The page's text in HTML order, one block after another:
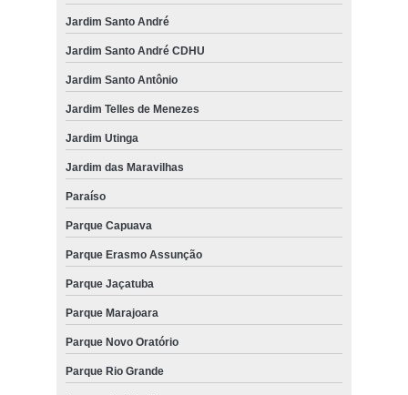
Jardim Santo André
Jardim Santo André CDHU
Jardim Santo Antônio
Jardim Telles de Menezes
Jardim Utinga
Jardim das Maravilhas
Paraíso
Parque Capuava
Parque Erasmo Assunção
Parque Jaçatuba
Parque Marajoara
Parque Novo Oratório
Parque Rio Grande